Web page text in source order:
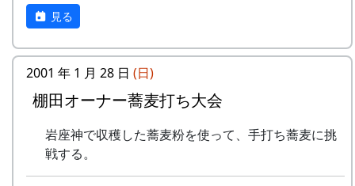
見る
2001 年 1 月 28 日 (日)
棚田オーナー蕎麦打ち大会
岩座神で収穫した蕎麦粉を使って、手打ち蕎麦に挑
戦する。